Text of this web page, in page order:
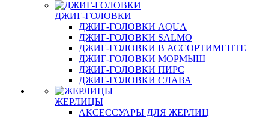
ДЖИГ-ГОЛОВКИ
ДЖИГ-ГОЛОВКИ AQUA
ДЖИГ-ГОЛОВКИ SALMO
ДЖИГ-ГОЛОВКИ В АССОРТИМЕНТЕ
ДЖИГ-ГОЛОВКИ МОРМЫШ
ДЖИГ-ГОЛОВКИ ПИРС
ДЖИГ-ГОЛОВКИ СЛАВА
ЖЕРЛИЦЫ
АКСЕССУАРЫ ДЛЯ ЖЕРЛИЦ